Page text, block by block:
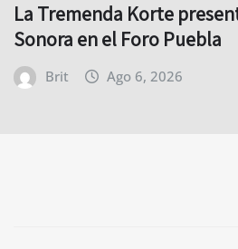
La Tremenda Korte
Sonora en el Foro Puebla
Brit Ago 6, 2026